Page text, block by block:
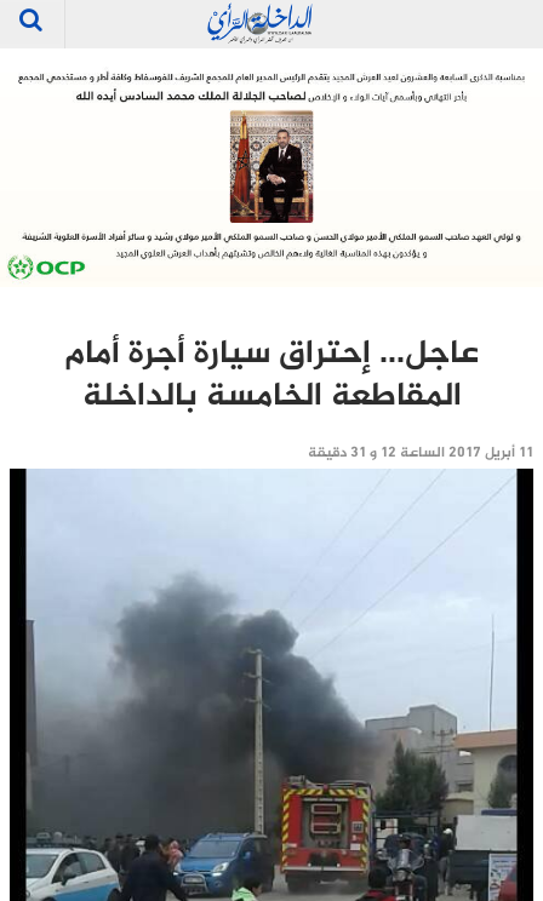
عاجل… إحتراق سيارة أجرة أمام
المقاطعة الخامسة بالداخلة‎
11 أبريل 2017 الساعة 12 و 31 دقيقة